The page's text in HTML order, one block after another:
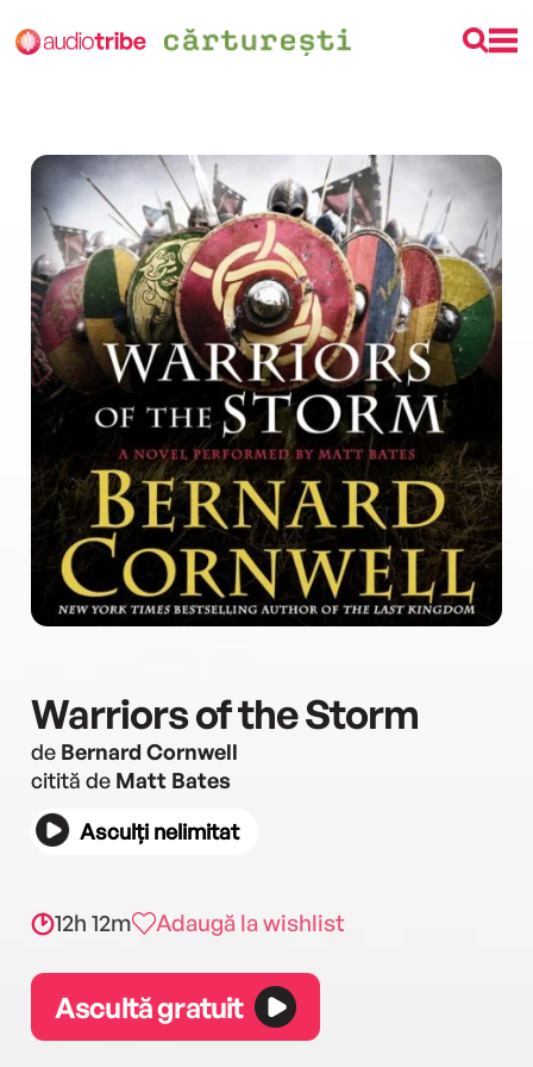
Warriors of the Storm
de Bernard Cornwell
citită de Matt Bates
Asculți nelimitat
12h 12m Adaugă la wishlist
Ascultă gratuit